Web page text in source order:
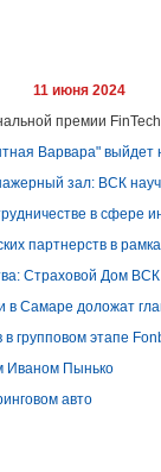
11 июня 2024
премии
Варвара" выйдет
зал: ВСК
в сфере
партнерств в
Страховой Дом
в Самаре доложат
групповом этапе
Иваном Пынько
авто